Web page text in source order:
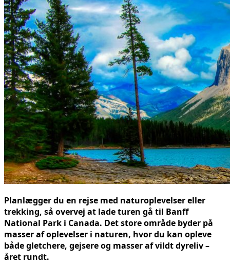
Planlægger du en rejse med naturoplevelser eller
trekking, så overvej at lade turen gå til Banff
National Park i Canada. Det store område byder på
masser af oplevelser i naturen, hvor du kan opleve
både gletchere, gejsere og masser af vildt dyreliv –
året rundt.